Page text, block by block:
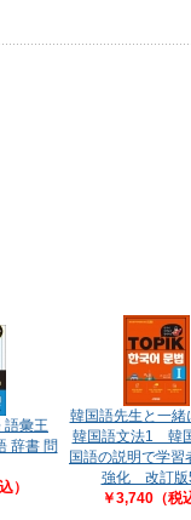
語彙王
辞書 問
）
韓国語先生と一緒
韓国語文法1 韓
国語の説明で学習
強化 改訂版
￥3,740（税